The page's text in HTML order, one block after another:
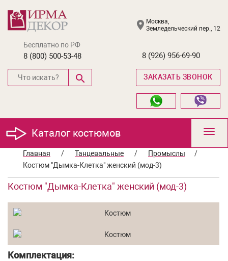
Москва,
Земледельческий пер., 12
Бесплатно по РФ
8 (800) 500-53-48 8 (926) 956-69-90
ЗАКАЗАТЬ ЗВОНОК
Каталог костюмов
Главная
/ Танцевальные / Промыслы
/
Костюм "Дымка-Клетка" женский (мод-3)
Костюм "Дымка-Клетка" женский (мод-3)
Комплектация: